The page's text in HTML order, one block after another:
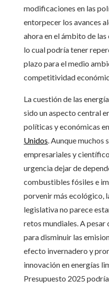
modificaciones en las
entorpecer los avances
ahora en el ámbito de
lo cual podría tener
plazo para el medio
competitividad
La cuestión de las
sido un aspecto central
políticas y económicas en
Unidos. Aunque muchos
empresariales y
urgencia dejar de
combustibles fósiles e
porvenir más ecológico,
legislativa no parece
retos mundiales. A pesar
para disminuir las
efecto invernadero y
innovación en energías
Presupuesto 2025